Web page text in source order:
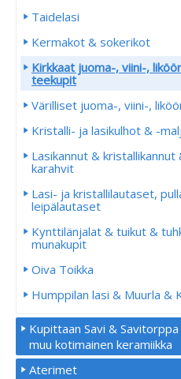
Taidelasi
Kermakot & sokerikot
Kirkkaat juoma-, viini-,
teekupit
Värilliset juoma-, viini-,
Kristalli- ja lasikulhot & -
Lasikannut &
karahvit
Lasi- ja kristallilautaset,
leipälautaset
Kynttilänjalat & tuikut &
munakupit
Oiva Toikka
Humppilan lasi & Muurla &
Kupittaan Savi &
muu kotimainen keramiikka
Aterimet